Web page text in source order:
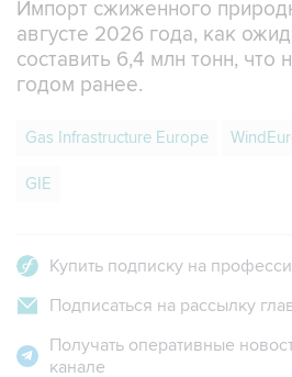
Импорт сжиженного
августе 2026 года, как
составить 6,4 млн тонн, что
годом ранее.
Gas Infrastructure Europe
GIE
Купить подписку на
Подписаться на рассылку
Получать оперативные
канале